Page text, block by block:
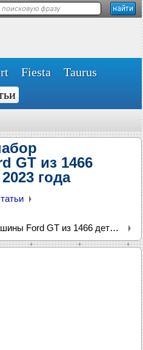
Fiesta
Taurus
GT из 1466
года
Lego выпустит набор автомашины Ford GT из 1466 деталей в марте 2023 года